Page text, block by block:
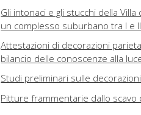
Gli intonaci e gli stucchi della
un complesso suburbano tra I e
Attestazioni di decorazioni
bilancio delle conoscenze alla
Studi preliminari sulle
Pitture frammentarie dallo scavo